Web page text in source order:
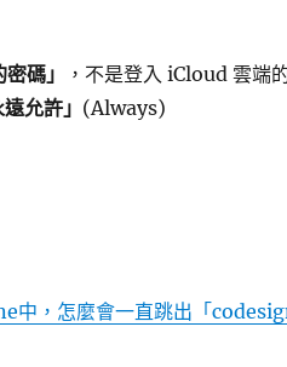
碼」
，不是登入 iCloud 雲端
允許」 (Always)
中，怎麼會一直跳出「